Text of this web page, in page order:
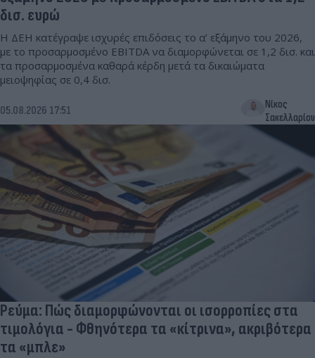
δισ. ευρώ
Η ΔΕΗ κατέγραψε ισχυρές επιδόσεις το α’ εξάμηνο του 2026,
με το προσαρμοσμένο EBITDA να διαμορφώνεται σε 1,2 δισ. και
τα προσαρμοσμένα καθαρά κέρδη μετά τα δικαιώματα
μειοψηφίας σε 0,4 δισ.
05.08.2026 17:51
Νίκος
Σακελλαρίου
Ρεύμα: Πώς διαμορφώνονται οι ισορροπίες στα
τιμολόγια - Φθηνότερα τα «κίτρινα», ακριβότερα
τα «μπλε»